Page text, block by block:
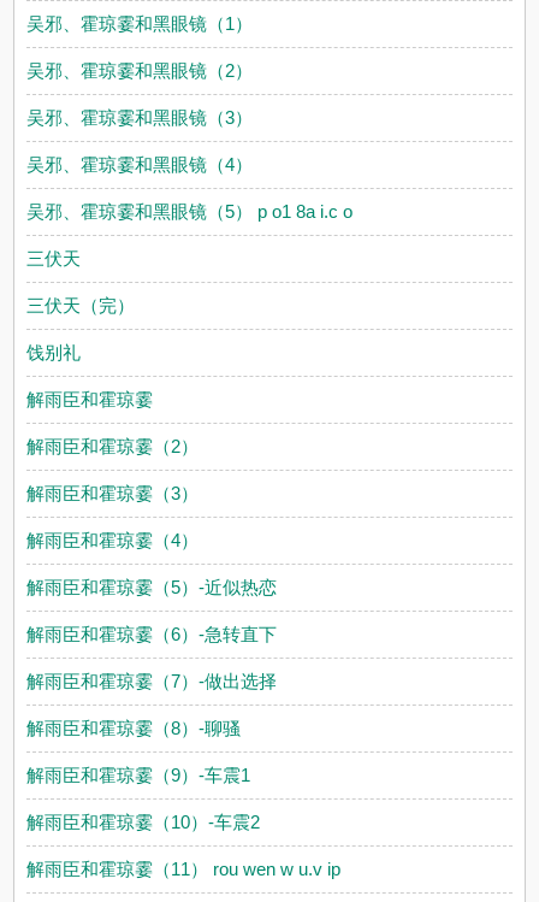
吴邪、霍琼霎和黑眼镜（1）
吴邪、霍琼霎和黑眼镜（2）
吴邪、霍琼霎和黑眼镜（3）
吴邪、霍琼霎和黑眼镜（4）
吴邪、霍琼霎和黑眼镜（5） p o1 8a i.c o
三伏天
三伏天（完）
饯别礼
解雨臣和霍琼霎
解雨臣和霍琼霎（2）
解雨臣和霍琼霎（3）
解雨臣和霍琼霎（4）
解雨臣和霍琼霎（5）-近似热恋
解雨臣和霍琼霎（6）-急转直下
解雨臣和霍琼霎（7）-做出选择
解雨臣和霍琼霎（8）-聊骚
解雨臣和霍琼霎（9）-车震1
解雨臣和霍琼霎（10）-车震2
解雨臣和霍琼霎（11） rou wen w u.v ip